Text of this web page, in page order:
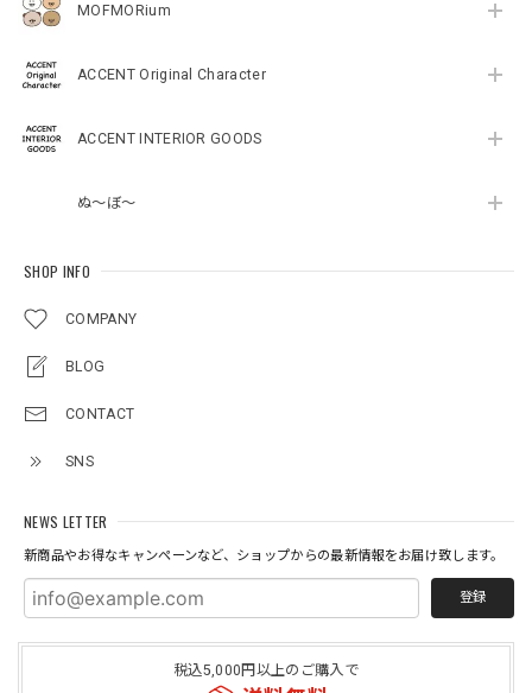
MOFMORium
ACCENT Original Character
ACCENT INTERIOR GOODS
ぬ～ぼ～
SHOP INFO
COMPANY
BLOG
CONTACT
SNS
NEWS LETTER
新商品やお得なキャンペーンなど、ショップからの最新情報をお届け致します。
登録
税込5,000円以上のご購入で